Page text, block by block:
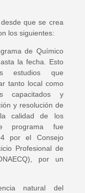
que se crea
los siguientes:
de Químico
la fecha. Esto
estudios que
tanto local como
capacitados y
y resolución de
calidad de los
programa fue
por el Consejo
Profesional de
por un
natural del